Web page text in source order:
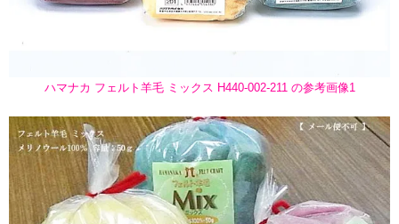
ハマナカ フェルト羊毛 ミックス H440-002-211 の参考画像1